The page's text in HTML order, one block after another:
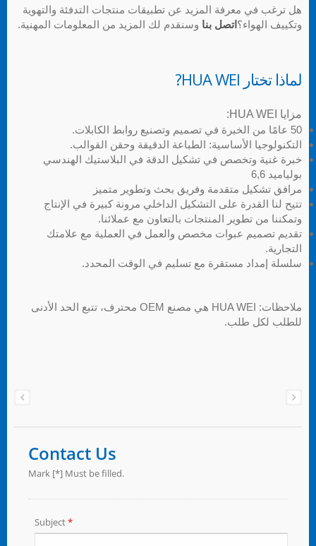
هل ترغب في معرفة المزيد عن تطبيقات منتجات التدفئة والتهوية
وتكييف الهواء؟ اتصل بنا وسنقدم لك المزيد من المعلومات المهنية.
لماذا تختار HUA WEI?
مزايا HUA WEI:
50 عامًا من الخبرة في تصميم وتصنيع روابط الكابلات.
التكنولوجيا الأساسية: الطباعة الدقيقة وحقن القوالب.
خبرة غنية وتخصص في تشكيل الدقة في البلاستيك الهندسي
بولياميد 6,6
مرافق تشكيل متقدمة وفريق بحث وتطوير متميز
تتيح لنا القدرة على التشكيل الداخلي مرونة كبيرة في الإنتاج
وتمكننا من تطوير المنتجات بالتعاون مع عملائنا.
تقديم تصميم عبوات مخصص والعمل في العملية مع علامتك
التجارية.
سلسلة إمداد مستقرة مع تسليم في الوقت المحدد.
ملاحظات: HUA WEI هي مصنع OEM محترف، تتبع الحد الأدنى
للطلب لكل طلب.